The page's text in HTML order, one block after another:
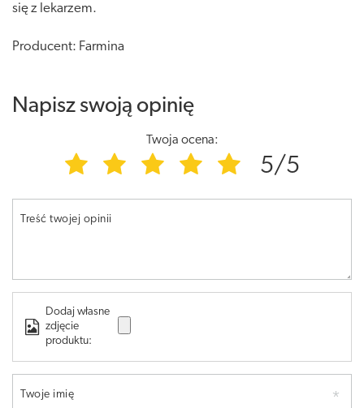
się z lekarzem.
Producent: Farmina
Napisz swoją opinię
Twoja ocena:
5/5
Treść twojej opinii
Dodaj własne
zdjęcie
produktu:
Twoje imię